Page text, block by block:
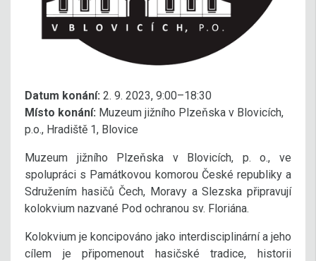
Datum konání: 2. 9. 2023, 9:00–18:30
Místo konání: Muzeum jižního Plzeňska v Blovicích,
p.o., Hradiště 1, Blovice
Muzeum jižního Plzeňska v Blovicích, p. o., ve
spolupráci s Památkovou komorou České republiky a
Sdružením hasičů Čech, Moravy a Slezska připravují
kolokvium nazvané Pod ochranou sv. Floriána.
Kolokvium je koncipováno jako interdisciplinární a jeho
cílem je připomenout hasičské tradice, historii